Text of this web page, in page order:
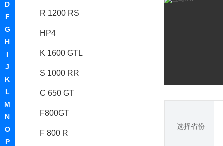
D
F
G
H
I
J
K
L
M
N
O
P
R 1200 RS
HP4
K 1600 GTL
S 1000 RR
C 650 GT
F800GT
F 800 R
选择省份